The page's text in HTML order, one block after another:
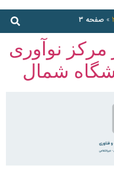
»صفحه 3
نوآوری
شمال